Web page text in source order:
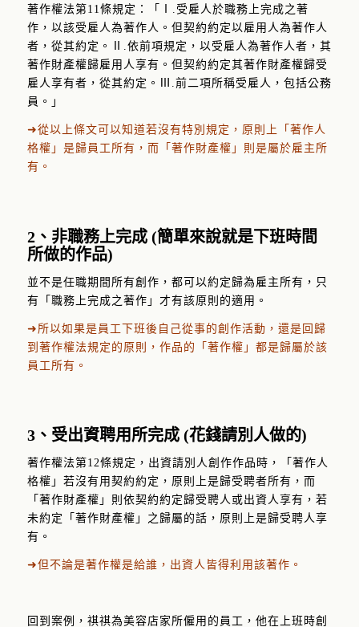
著作權法第11條規定：「Ⅰ.受雇人於職務上完成之著
作，以該受雇人為著作人。但契約約定以雇用人為著作人
者，從其約定。Ⅱ.依前項規定，以受雇人為著作人者，其
著作財產權歸雇用人享有。但契約約定其著作財產權歸受
雇人享有者，從其約定。Ⅲ.前二項所稱受雇人，包括公務
員。」
➜從以上條文可以知道若沒有特別規定，原則上「著作人
格權」是歸員工所有，而「著作財產權」則是屬於雇主所
有。
2、非職務上完成 (簡單來說就是下班時間
所做的作品)
並不是任職期間所有創作，都可以約定歸為雇主所有，只
有「職務上完成之著作」才有該原則的適用。
➜所以如果是員工下班後自己從事的創作活動，還是回歸
到著作權法規定的原則，作品的「著作權」都是歸屬於該
員工所有。
3、受出資聘用所完成 (花錢請別人做的)
著作權法第12條規定，出資請別人創作作品時，「著作人
格權」若沒有用契約約定，原則上是歸受聘者所有，而
「著作財產權」則依契約約定歸受聘人或出資人享有，若
未約定「著作財產權」之歸屬的話，原則上是歸受聘人享
有。
➜但不論是著作權是給誰，出資人皆得利用該著作。
回到案例，祺祺為美容店家所僱用的員工，他在上班時創